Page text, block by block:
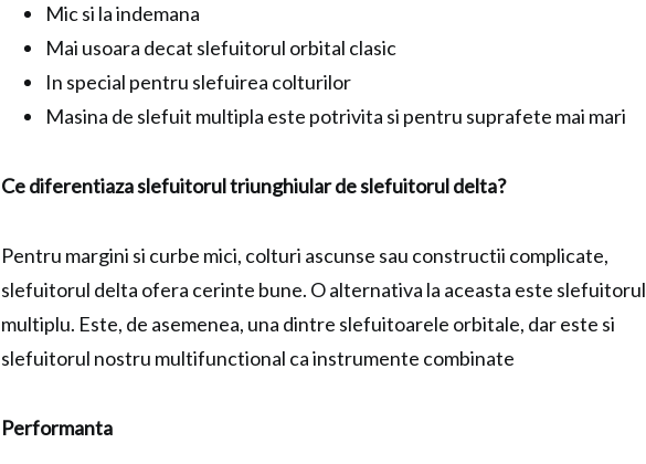
Mic si la indemana
Mai usoara decat slefuitorul orbital clasic
In special pentru slefuirea colturilor
Masina de slefuit multipla este potrivita si pentru suprafete mai mari
Ce diferentiaza slefuitorul triunghiular de slefuitorul delta?
Pentru margini si curbe mici, colturi ascunse sau constructii complicate,
slefuitorul delta ofera cerinte bune. O alternativa la aceasta este slefuitorul
multiplu. Este, de asemenea, una dintre slefuitoarele orbitale, dar este si
slefuitorul nostru multifunctional ca instrumente combinate
Performanta